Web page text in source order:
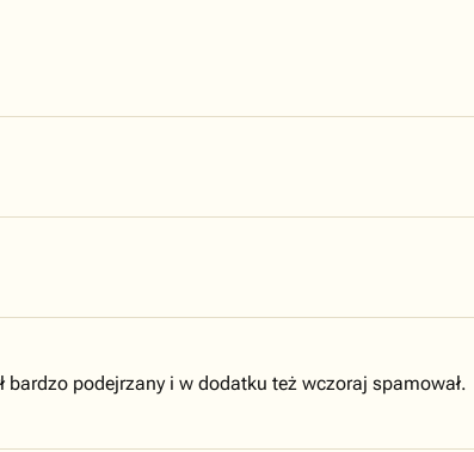
bardzo podejrzany i w dodatku też wczoraj spamował.